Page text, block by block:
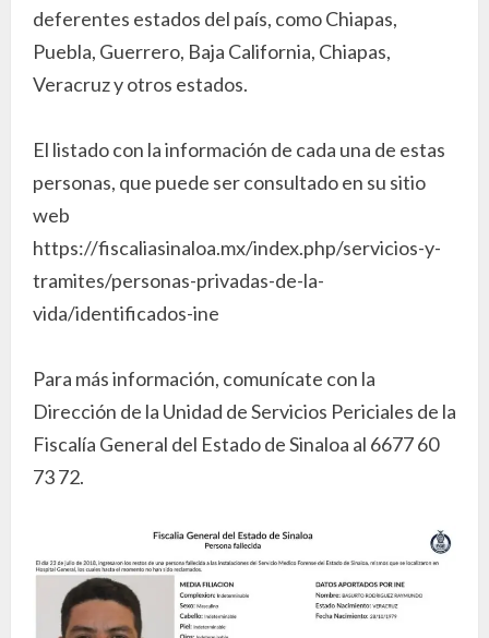
deferentes estados del país, como Chiapas,
Puebla, Guerrero, Baja California, Chiapas,
Veracruz y otros estados.
El listado con la información de cada una de estas
personas, que puede ser consultado en su sitio
web
https://fiscaliasinaloa.mx/index.php/servicios-y-
tramites/personas-privadas-de-la-
vida/identificados-ine
Para más información, comunícate con la
Dirección de la Unidad de Servicios Periciales de la
Fiscalía General del Estado de Sinaloa al 6677 60
73 72.